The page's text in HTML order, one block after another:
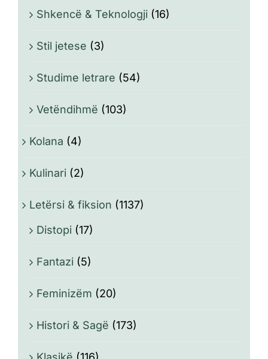
Shkencë & Teknologji (16)
Stil jetese (3)
Studime letrare (54)
Vetëndihmë (103)
Kolana (4)
Kulinari (2)
Letërsi & fiksion (1137)
Distopi (17)
Fantazi (5)
Feminizëm (20)
Histori & Sagë (173)